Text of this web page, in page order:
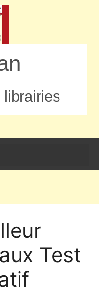
librairies
Test